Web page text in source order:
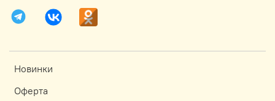
Новинки
Оферта